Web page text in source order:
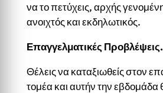
να το πετύχεις, αρχής
ανοιχτός και εκδηλωτικός.
Επαγγελματικές Προβλέψεις.
Θέλεις να καταξιωθείς στον
τομέα και αυτήν την εβδομάδα